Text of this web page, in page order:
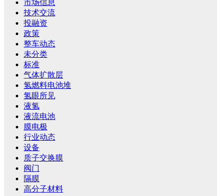
市场信息
技术交流
投融资
政策
整车动态
未分类
标准
气体扩散层
氢燃料电池堆
氢眼所见
液氢
液流电池
膜电极
行业动态
设备
质子交换膜
阀门
隔膜
高分子材料